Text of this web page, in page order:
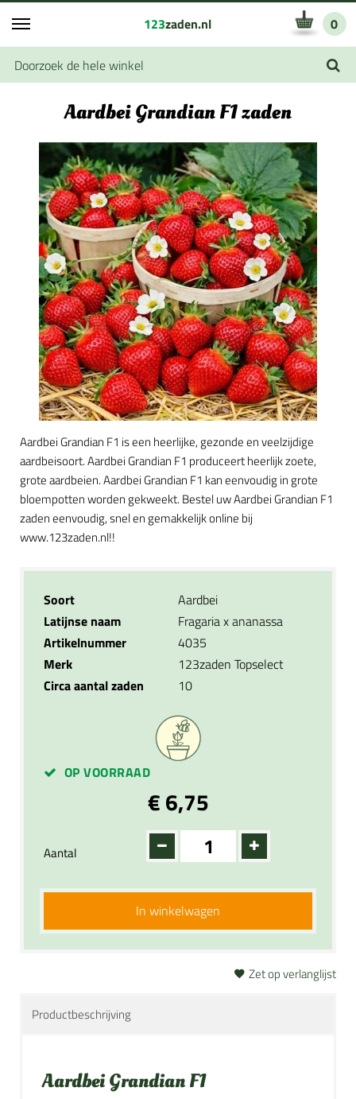
123zaden.nl 0
Aardbei Grandian F1 zaden
Aardbei Grandian F1 is een heerlijke, gezonde en veelzijdige
aardbeisoort. Aardbei Grandian F1 produceert heerlijk zoete,
grote aardbeien. Aardbei Grandian F1 kan eenvoudig in grote
bloempotten worden gekweekt. Bestel uw Aardbei Grandian F1
zaden eenvoudig, snel en gemakkelijk online bij
www.123zaden.nl!!
Soort
Aardbei
Latijnse naam
Fragaria x ananassa
Artikelnummer
4035
Merk
123zaden Topselect
Circa aantal zaden
10
OP VOORRAAD
€ 6,75
Aantal
In winkelwagen
Zet op verlanglijst
Productbeschrijving
Aardbei Grandian F1